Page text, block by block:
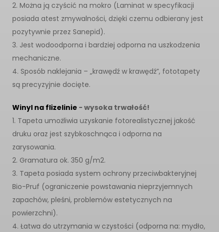
2. Można ją czyścić na mokro (Laminat w specyfikacji
posiada atest zmywalności, dzięki czemu odbierany jest
pozytywnie przez Sanepid).
3. Jest wodoodporna i bardziej odporna na uszkodzenia
mechaniczne.
4. Sposób naklejania – „krawędź w krawędź”, fototapety
są precyzyjnie docięte.
Winyl na flizelinie - wysoka trwałość!
1. Tapeta umożliwia uzyskanie fotorealistycznej jakość
druku oraz jest szybkoschnąca i odporna na
zarysowania.
2. Gramatura ok. 350 g/m2.
3. Tapeta posiada system ochrony przeciwbakteryjnej
Bio-Pruf (ograniczenie powstawania nieprzyjemnych
zapachów, pleśni, problemów estetycznych na
powierzchni).
4. Łatwa do utrzymania w czystości (odporna na: mydło,